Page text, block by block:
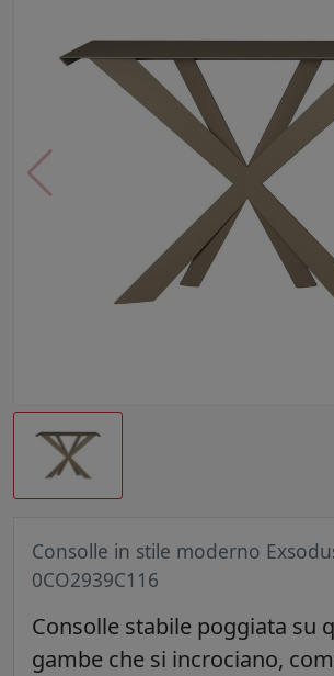
Consolle in stile moderno
0CO2939C116
Consolle stabile poggiata su
gambe che si incrociano,